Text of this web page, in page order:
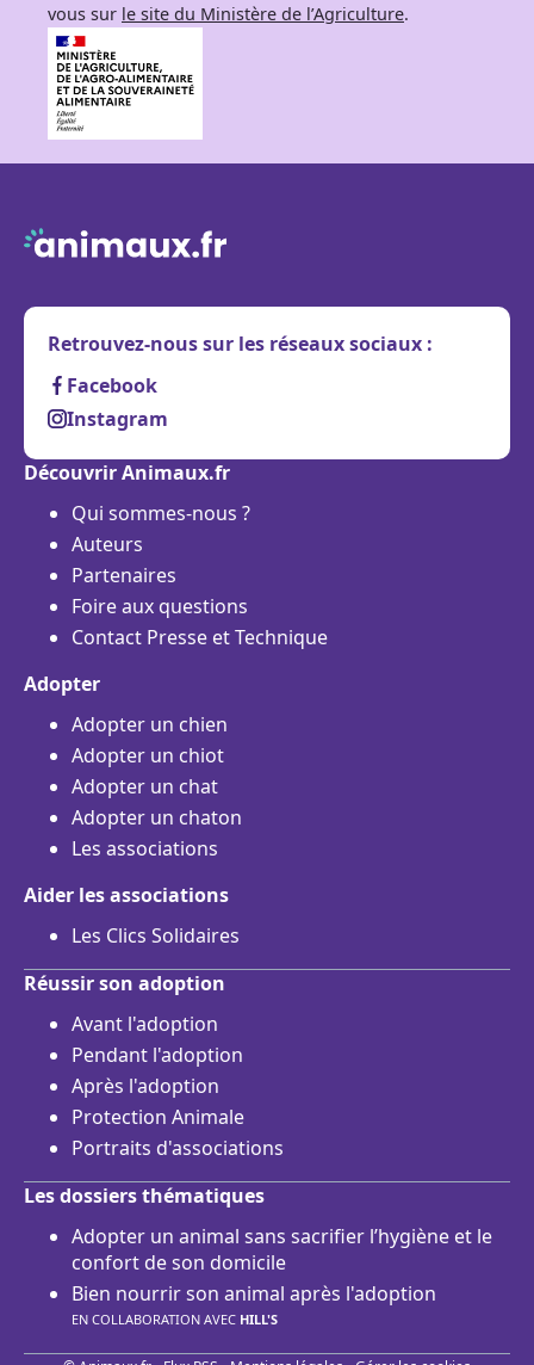
vous sur le site du Ministère de l’Agriculture.
Retrouvez-nous sur les réseaux sociaux :
Facebook
Instagram
Découvrir Animaux.fr
Qui sommes-nous ?
Auteurs
Partenaires
Foire aux questions
Contact Presse et Technique
Adopter
Adopter un chien
Adopter un chiot
Adopter un chat
Adopter un chaton
Les associations
Aider les associations
Les Clics Solidaires
Réussir son adoption
Avant l'adoption
Pendant l'adoption
Après l'adoption
Protection Animale
Portraits d'associations
Les dossiers thématiques
Adopter un animal sans sacrifier l’hygiène et le
confort de son domicile
Bien nourrir son animal après l'adoption
EN COLLABORATION AVEC HILL'S